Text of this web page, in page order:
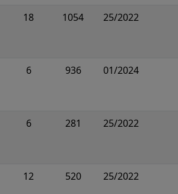
18 1054 25/2022
6 936 01/2024
6 281 25/2022
12 520 25/2022